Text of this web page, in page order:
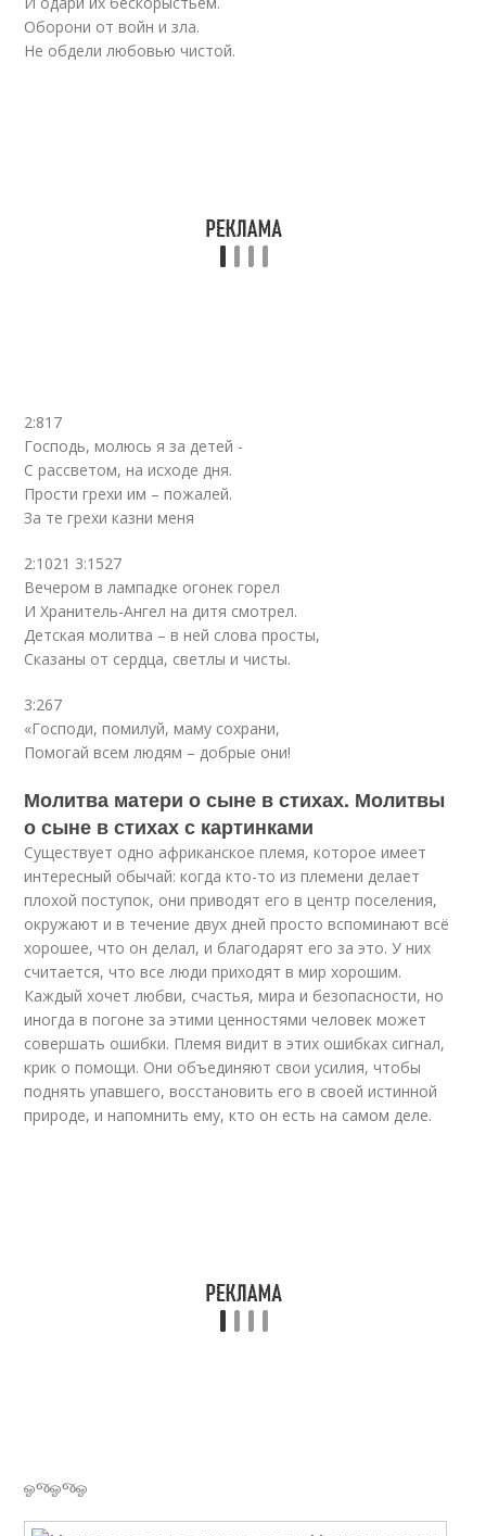
Оборони от войн и зла.
Не обдели любовью чистой.
2:817
Господь, молюсь я за детей -
С рассветом, на исходе дня.
Прости грехи им – пожалей.
За те грехи казни меня
2:1021 3:1527
Вечером в лампадке огонек горел
И Хранитель-Ангел на дитя смотрел.
Детская молитва – в ней слова просты,
Сказаны от сердца, светлы и чисты.
3:267
«Господи, помилуй, маму сохрани,
Помогай всем людям – добрые они!
Молитва матери о сыне в стихах. Молитвы
о сыне в стихах с картинками
Существует одно африканское племя, которое имеет
интересный обычай: когда кто-то из племени делает
плохой поступок, они приводят его в центр поселения,
окружают и в течение двух дней просто вспоминают всё
хорошее, что он делал, и благодарят его за это. У них
считается, что все люди приходят в мир хорошим.
Каждый хочет любви, счастья, мира и безопасности, но
иногда в погоне за этими ценностями человек может
совершать ошибки. Племя видит в этих ошибках сигнал,
крик о помощи. Они объединяют свои усилия, чтобы
поднять упавшего, восстановить его в своей истинной
природе, и напомнить ему, кто он есть на самом деле.
ஓજஓજஓ